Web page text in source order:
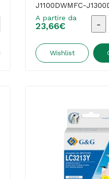
J1100DWMFC-
A partire da
23,66€
G&G
-
Wishlist